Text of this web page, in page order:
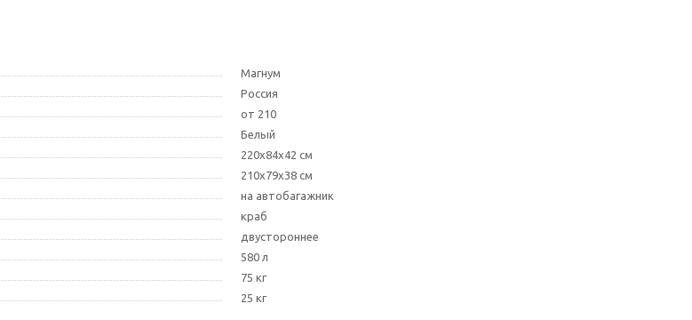
Магнум
Россия
от 210
Белый
220х84х42 см
210х79х38 см
на автобагажник
краб
двустороннее
580 л
75 кг
25 кг